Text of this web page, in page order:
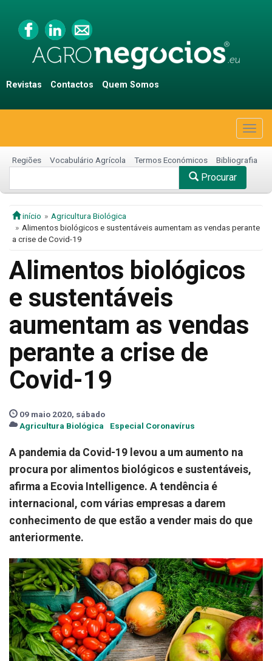
Revistas Contactos Quem Somos
Regiões Vocabulário Agrícola Termos Económicos Bibliografia
Procurar
início
Agricultura Biológica
Alimentos biológicos e sustentáveis aumentam as vendas perante
a crise de Covid-19
Alimentos biológicos
e sustentáveis
aumentam as vendas
perante a crise de
Covid-19
09 maio 2020, sábado
Agricultura Biológica
Especial Coronavírus
A pandemia da Covid-19 levou a um aumento na
procura por alimentos biológicos e sustentáveis,
afirma a Ecovia Intelligence. A tendência é
internacional, com várias empresas a darem
conhecimento de que estão a vender mais do que
anteriormente.